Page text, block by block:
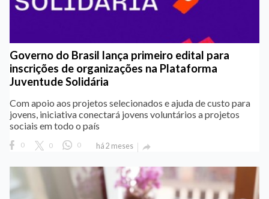
Governo do Brasil lança primeiro edital para
inscrições de organizações na Plataforma
Juventude Solidária
Com apoio aos projetos selecionados e ajuda de custo para
jovens, iniciativa conectará jovens voluntários a projetos
sociais em todo o país
0 0 0 há 2 meses 